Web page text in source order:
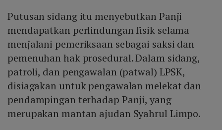
Putusan sidang itu menyebutkan Panji
mendapatkan perlindungan fisik selama
menjalani pemeriksaan sebagai saksi dan
pemenuhan hak prosedural. Dalam sidang,
patroli, dan pengawalan (patwal) LPSK,
disiagakan untuk pengawalan melekat dan
pendampingan terhadap Panji, yang
merupakan mantan ajudan Syahrul Limpo.